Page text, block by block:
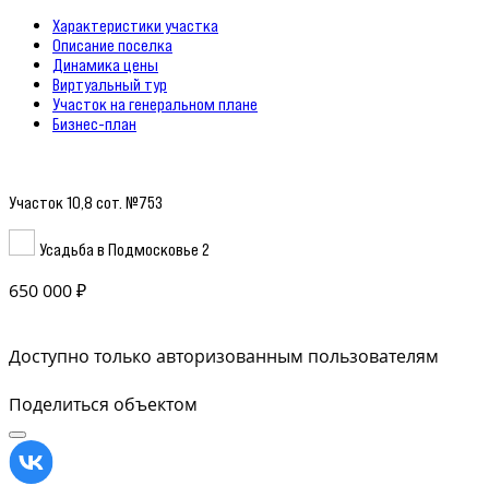
Характеристики участка
Описание поселка
Динамика цены
Виртуальный тур
Участок на генеральном плане
Бизнес-план
Участок 10,8 сот. №753
Усадьба в Подмосковье 2
650 000 ₽
Доступно только авторизованным пользователям
Поделиться объектом